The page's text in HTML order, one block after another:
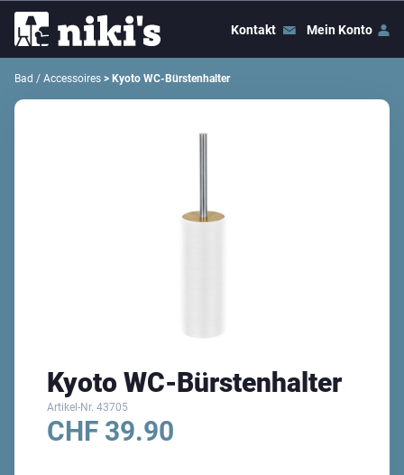
Kontakt Mein Konto
Bad / Accessoires > Kyoto WC-Bürstenhalter
Kyoto WC-Bürstenhalter
Artikel-Nr. 43705
CHF 39.90